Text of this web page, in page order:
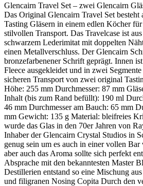
Glencairn Travel Set – zwei Glencairn
Das Original Glencairn Travel Set besteht
Tasting Gläsern in einem edlen Köcher
stilvollen Transport. Das Travelcase ist
schwarzem Lederimitat mit doppelten
einen Metallverschluss. Der Glencairn
bronzefarbenener Schrift geprägt. Innen
Fleece ausgekleidet und in zwei
sicheren Transport von zwei original
Höhe: 255 mm Durchmesser: 87 mm
Inhalt (bis zum Rand befüllt): 190 ml
46 mm Durchmesser am Bauch: 65 mm
mm Gewicht: 135 g Material: bleifreies
wurde das Glas in den 70er Jahren von
Inhaber der Glencairn Crystal Studios in
genug sein um es auch in einer vollen
aber auch das Aroma sollte sich perfekt
Absprache mit den bekanntesten Master
Destillerien entstand so eine Mischung
und filigranen Nosing Copita Durch den